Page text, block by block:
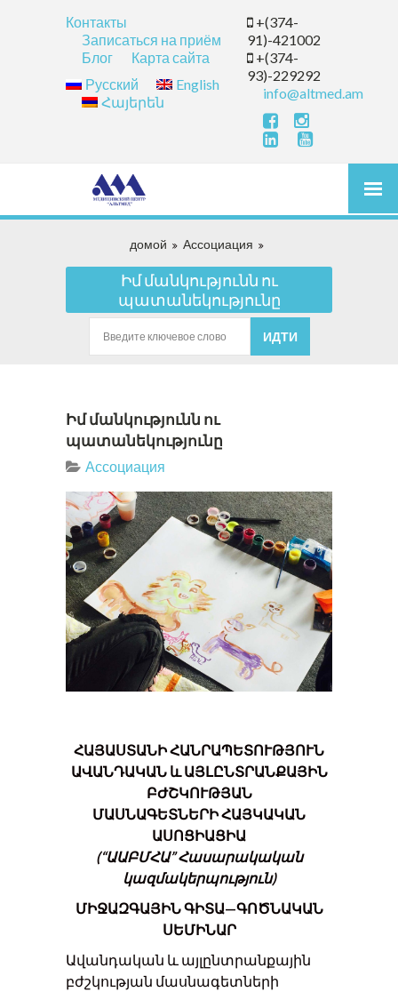
Контакты
Записаться на приём
Блог
Карта сайта
Русский
English
Հայերեն
+(374-
91)-421002
+(374-
93)-229292
info@altmed.am
домой Ассоциация
Իմ մանկությունն ու
պատանեկությունը
Իմ մանկությունն ու
պատանեկությունը
Ассоциация
ՀԱՅԱՍՏԱՆԻՀԱՆՐԱՊԵՏՈՒԹՅՈՒՆ
ԱՎԱՆԴԱԿԱՆ և ԱՅԼԸՆՏՐԱՆՔԱՅԻՆ
ԲԺՇԿՈՒԹՅԱՆ
ՄԱՍՆԱԳԵՏՆԵՐԻ ՀԱՅԿԱԿԱՆ
ԱՍՈՑԻԱՑԻԱ
(“ԱԱԲՄՀԱ” Հասարակական
կազմակերպություն)
ՄԻՋԱԶԳԱՅԻՆԳԻՏԱ—ԳՈԾՆԱԿԱՆ
ՍԵՄԻՆԱՐ
Ավանդական և այլընտրանքային
բժշկության մասնագետների